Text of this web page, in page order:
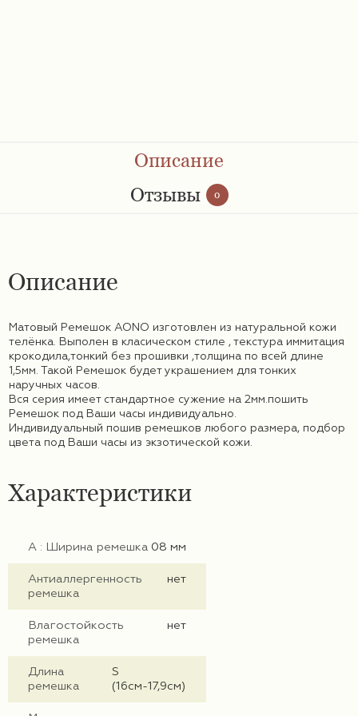
Ремешки 36 мм
Мужские ремешки
Описание
Отзывы
0
Описание
Матовый Ремешок AONO изготовлен из натуральной кожи
телёнка. Выполен в класическом стиле , текстура иммитация
крокодила,тонкий без прошивки ,толщина по всей длине
1,5мм. Такой Ремешок будет украшением для тонких
наручных часов.
Вся серия имеет стандартное сужение на 2мм.пошить
Ремешок под Ваши часы индивидуально.
Индивидуальный пошив ремешков любого размера, подбор
цвета под Ваши часы из экзотической кожи.
Характеристики
А : Ширина ремешка 08 мм
Антиаллергенность
ремешка
нет
Влагостойкость
ремешка
нет
Длина
ремешка
S
(16см-17,9см)